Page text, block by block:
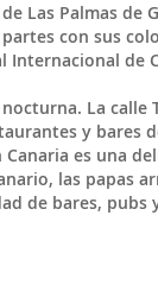
Las Palmas de
con sus
Internacional de
La calle
y bares
es una
las papas
de bares, pubs